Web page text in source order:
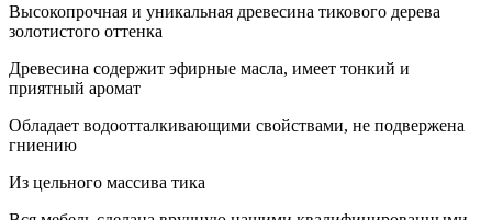
Высокопрочная и уникальная древесина тикового дерева
золотистого оттенка
Древесина содержит эфирные масла, имеет тонкий и
приятный аромат
Обладает водоотталкивающими свойствами, не подвержена
гниению
Из цельного массива тика